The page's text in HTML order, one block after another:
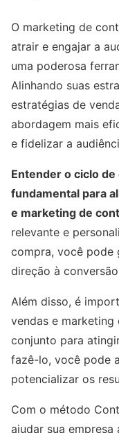
O marketing de
atrair e engajar a
uma poderosa
Alinhando suas
estratégias de
abordagem mais
e fidelizar a
Entender o ciclo
fundamental para
e marketing de
relevante e
compra, você pode
direção à
Além disso, é
vendas e
conjunto para
fazê-lo, você pode
potencializar os
Com o método
ajudar sua